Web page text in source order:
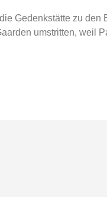
Gedenkstätte zu den
umstritten, weil